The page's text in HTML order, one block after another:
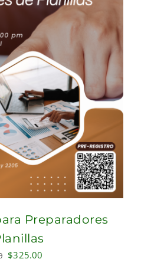
Preparadores
Original
$325.00